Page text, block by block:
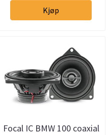
Kjøp
Focal IC BMW 100 coaxial